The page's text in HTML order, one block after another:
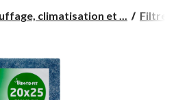
climatisation et ... Filtres